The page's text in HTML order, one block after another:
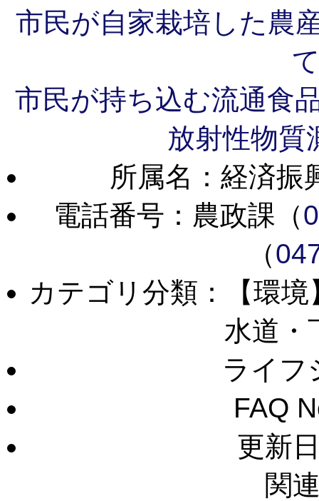
市民が自家栽培した農
市民が持ち込む流通食
放射性物質
所属名：経済振
電話番号：農政課（
（
カテゴリ分類：【
水道
ライフ
FAQ
更新
関